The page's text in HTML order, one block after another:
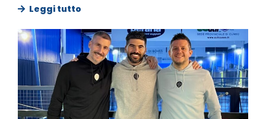
Leggi tutto